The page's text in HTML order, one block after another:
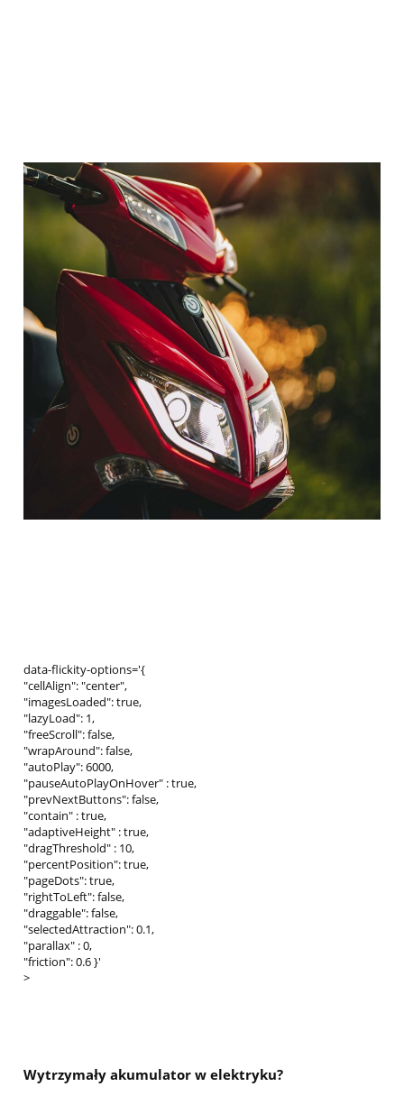
data-flickity-options='{
"cellAlign": "center",
"imagesLoaded": true,
"lazyLoad": 1,
"freeScroll": false,
"wrapAround": false,
"autoPlay": 6000,
"pauseAutoPlayOnHover" : true,
"prevNextButtons": false,
"contain" : true,
"adaptiveHeight" : true,
"dragThreshold" : 10,
"percentPosition": true,
"pageDots": true,
"rightToLeft": false,
"draggable": false,
"selectedAttraction": 0.1,
"parallax" : 0,
"friction": 0.6 }'
>
Wytrzymały akumulator w elektryku?